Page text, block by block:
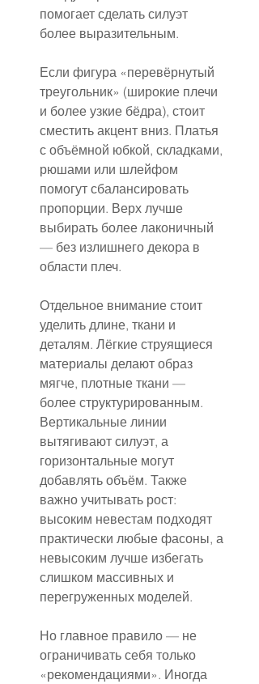
помогает сделать силуэт
более выразительным.
Если фигура «перевёрнутый
треугольник» (широкие плечи
и более узкие бёдра), стоит
сместить акцент вниз. Платья
с объёмной юбкой, складками,
рюшами или шлейфом
помогут сбалансировать
пропорции. Верх лучше
выбирать более лаконичный
— без излишнего декора в
области плеч.
Отдельное внимание стоит
уделить длине, ткани и
деталям. Лёгкие струящиеся
материалы делают образ
мягче, плотные ткани —
более структурированным.
Вертикальные линии
вытягивают силуэт, а
горизонтальные могут
добавлять объём. Также
важно учитывать рост:
высоким невестам подходят
практически любые фасоны, а
невысоким лучше избегать
слишком массивных и
перегруженных моделей.
Но главное правило — не
ограничивать себя только
«рекомендациями». Иногда